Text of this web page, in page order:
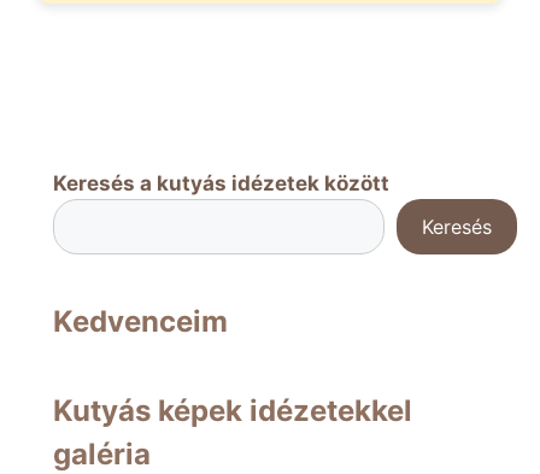
Keresés a kutyás idézetek között
Keresés
Kedvenceim
Kutyás képek idézetekkel
galéria